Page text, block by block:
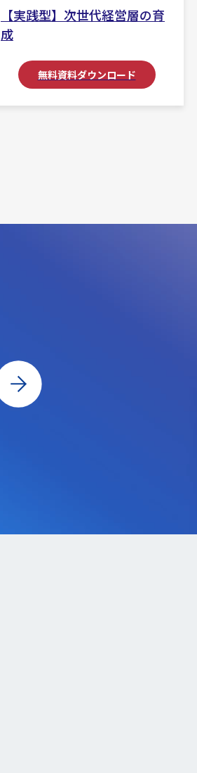
【実践型】次世代経営層の育
成
無料資料ダウンロード